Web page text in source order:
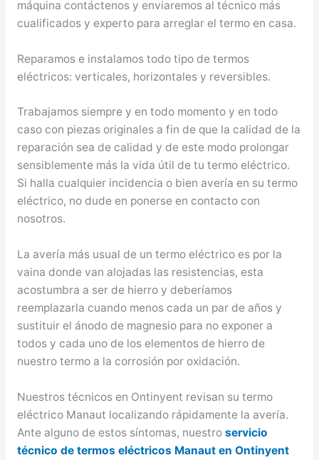
máquina contáctenos y enviaremos al técnico más
cualificados y experto para arreglar el termo en casa.
Reparamos e instalamos todo tipo de termos
eléctricos: verticales, horizontales y reversibles.
Trabajamos siempre y en todo momento y en todo
caso con piezas originales a fin de que la calidad de la
reparación sea de calidad y de este modo prolongar
sensiblemente más la vida útil de tu termo eléctrico.
Si halla cualquier incidencia o bien avería en su termo
eléctrico, no dude en ponerse en contacto con
nosotros.
La avería más usual de un termo eléctrico es por la
vaina donde van alojadas las resistencias, esta
acostumbra a ser de hierro y deberíamos
reemplazarla cuando menos cada un par de años y
sustituir el ánodo de magnesio para no exponer a
todos y cada uno de los elementos de hierro de
nuestro termo a la corrosión por oxidación.
Nuestros técnicos en Ontinyent revisan su termo
eléctrico Manaut localizando rápidamente la avería.
Ante alguno de estos síntomas, nuestro servicio
técnico de termos eléctricos Manaut en Ontinyent